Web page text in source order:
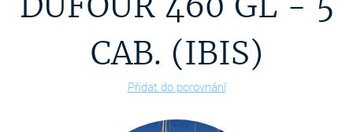
CAB. (IBIS)
Přidat do porovnání